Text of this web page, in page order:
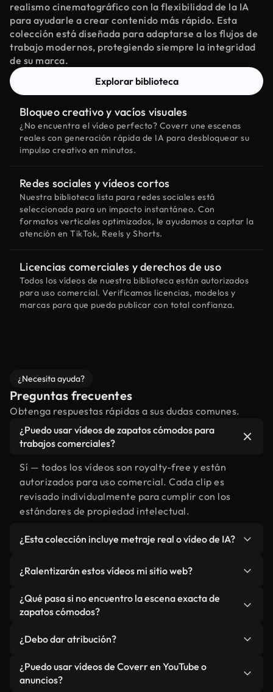
realismo cinematográfico con la flexibilidad de la IA
para ayudarle a crear contenido más rápido. Esta
colección está diseñada para adaptarse a los flujos de
trabajo modernos, protegiendo siempre la integridad
de su marca.
Explorar biblioteca
Bloqueo creativo y vacíos visuales
¿No encuentra el vídeo perfecto? Coverr une escenas
reales con generación rápida de IA para desbloquear su
impulso creativo en minutos.
Redes sociales y vídeos cortos
Nuestra biblioteca lista para redes sociales está
seleccionada para un impacto instantáneo. Con
formatos verticales optimizados, le ayudamos a captar la
atención en TikTok, Reels y Shorts.
Licencias comerciales y derechos de uso
Todos los vídeos de nuestra biblioteca están autorizados
para uso comercial. Verificamos licencias, modelos y
marcas para que pueda publicar con total confianza.
¿Necesita ayuda?
Preguntas frecuentes
Obtenga respuestas rápidas a sus dudas comunes.
¿Puedo usar vídeos de zapatos cómodos para
trabajos comerciales?
Sí — todos los vídeos son royalty-free y están
autorizados para uso comercial. Cada clip es
revisado individualmente para cumplir con los
estándares de propiedad intelectual.
¿Esta colección incluye metraje real o vídeo de IA?
relacionado con zapatos cómodos y vídeos
generados por IA. Todo está claramente
etiquetado.
¿Ralentizarán estos vídeos mi sitio web?
No si selecciona nuestras versiones optimizadas
para web, diseñadas específicamente para uso de
métricas como LCP.
¿Qué pasa si no encuentro la escena exacta de
zapatos cómodos?
Studio. Describe la escena, como "zapatos
cómodos al atardecer", y la IA la generará en
segundos conforme a nuestros estándares.
¿Debo dar atribución?
No es necesario. Todos los vídeos en nuestra
biblioteca son royalty-free, aunque siempre se
¿Puedo usar vídeos de Coverr en YouTube o
anuncios?